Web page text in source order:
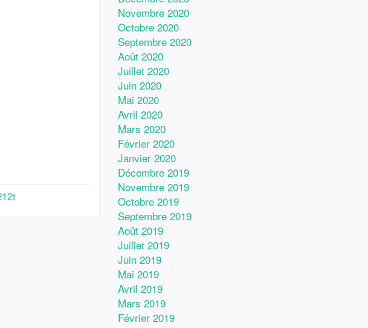
Novembre 2020
Octobre 2020
Septembre 2020
Août 2020
Juillet 2020
Juin 2020
Mai 2020
Avril 2020
Mars 2020
Février 2020
Janvier 2020
Décembre 2019
Novembre 2019
Octobre 2019
Septembre 2019
Août 2019
Juillet 2019
Juin 2019
Mai 2019
Avril 2019
Mars 2019
Février 2019